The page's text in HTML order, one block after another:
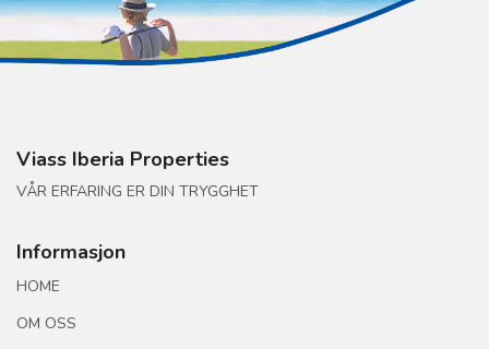
Viass Iberia Properties
VÅR ERFARING ER DIN TRYGGHET
Informasjon
HOME
OM OSS